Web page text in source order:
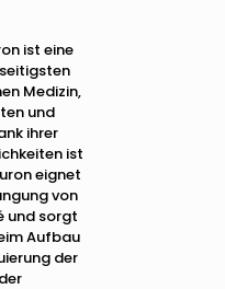
ist eine
Medizin,
und
ihrer
ist
eignet
von
und sorgt
Aufbau
der